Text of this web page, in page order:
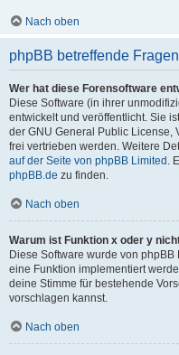
Nach oben
phpBB betreffende Fragen
Wer hat diese Forensoftware
Diese Software (in ihrer
entwickelt und veröffentlicht. Sie
der GNU General Public License,
frei vertrieben werden. Weitere
auf der Seite von phpBB Limited .
phpBB.de zu finden.
Nach oben
Warum ist Funktion x oder y
Diese Software wurde von
eine Funktion implementiert
deine Stimme für bestehende
vorschlagen kannst.
Nach oben